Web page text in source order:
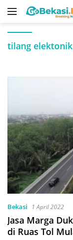
Langsung
tilang elektonik
Bekasi 1 April 2022
Jasa Marga
di Ruas Tol